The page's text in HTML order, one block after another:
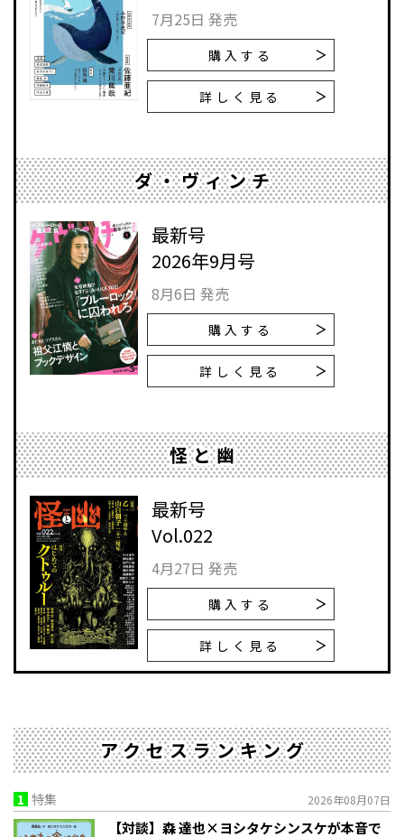
7月25日 発売
購入する
詳しく見る
ダ・ヴィンチ
最新号
2026年9月号
8月6日 発売
購入する
詳しく見る
怪と幽
最新号
Vol.022
4月27日 発売
購入する
詳しく見る
アクセスランキング
1 特集 2026年08月07日
【対談】森 達也×ヨシタケシンスケが本音で